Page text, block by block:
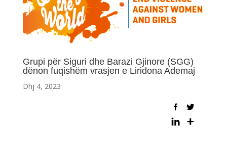
Grupi për Siguri dhe Barazi Gjinore (SGG)
dënon fuqishëm vrasjen e Liridona Ademaj
Dhj 4, 2023